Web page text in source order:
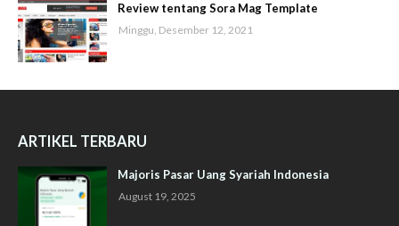
Review tentang Sora Mag Template
Minggu, Desember 12, 2021
ARTIKEL TERBARU
Majoris Pasar Uang Syariah Indonesia
August 19, 2025